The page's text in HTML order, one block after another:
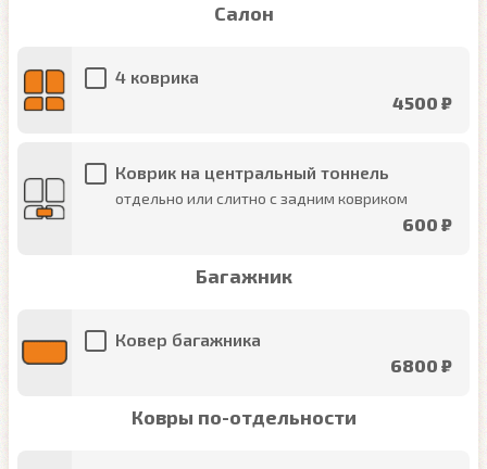
Салон
4 коврика
4500 ₽
Коврик на центральный тоннель
отдельно или слитно с задним ковриком
600 ₽
Багажник
Ковер багажника
6800 ₽
Ковры по-отдельности